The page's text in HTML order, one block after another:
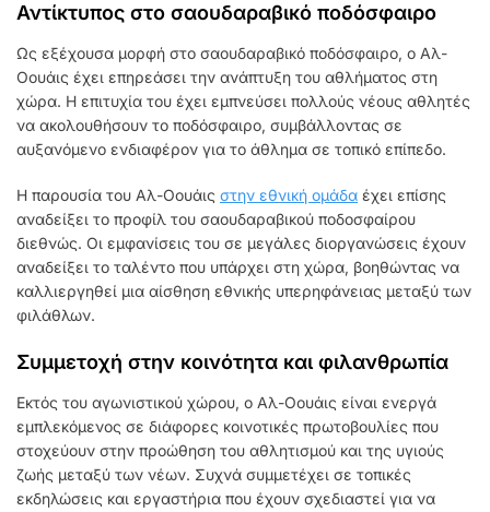
Αντίκτυπος στο σαουδαραβικό ποδόσφαιρο
Ως εξέχουσα μορφή στο σαουδαραβικό ποδόσφαιρο, ο Αλ-
Οουάις έχει επηρεάσει την ανάπτυξη του αθλήματος στη
χώρα. Η επιτυχία του έχει εμπνεύσει πολλούς νέους αθλητές
να ακολουθήσουν το ποδόσφαιρο, συμβάλλοντας σε
αυξανόμενο ενδιαφέρον για το άθλημα σε τοπικό επίπεδο.
Η παρουσία του Αλ-Οουάις στην εθνική ομάδα έχει επίσης
αναδείξει το προφίλ του σαουδαραβικού ποδοσφαίρου
διεθνώς. Οι εμφανίσεις του σε μεγάλες διοργανώσεις έχουν
αναδείξει το ταλέντο που υπάρχει στη χώρα, βοηθώντας να
καλλιεργηθεί μια αίσθηση εθνικής υπερηφάνειας μεταξύ των
φιλάθλων.
Συμμετοχή στην κοινότητα και φιλανθρωπία
Εκτός του αγωνιστικού χώρου, ο Αλ-Οουάις είναι ενεργά
εμπλεκόμενος σε διάφορες κοινοτικές πρωτοβουλίες που
στοχεύουν στην προώθηση του αθλητισμού και της υγιούς
ζωής μεταξύ των νέων. Συχνά συμμετέχει σε τοπικές
εκδηλώσεις και εργαστήρια που έχουν σχεδιαστεί για να